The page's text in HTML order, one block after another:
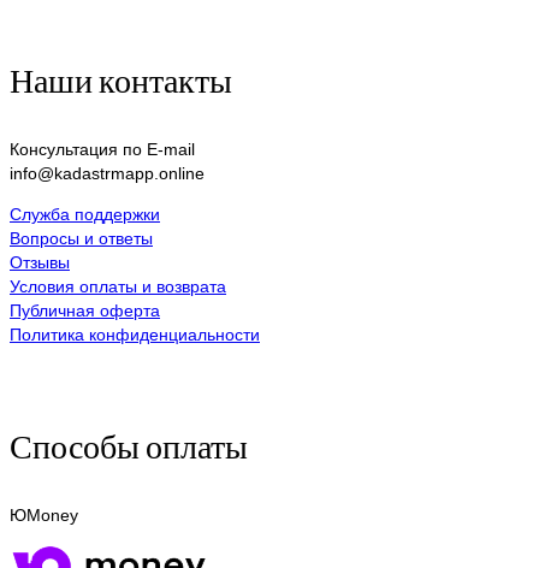
Наши контакты
Консультация по E-mail
info@kadastrmapp.online
Служба поддержки
Вопросы и ответы
Отзывы
Условия оплаты и возврата
Публичная оферта
Политика конфиденциальности
Способы оплаты
ЮMoney